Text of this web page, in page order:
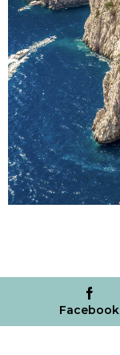
Facebook